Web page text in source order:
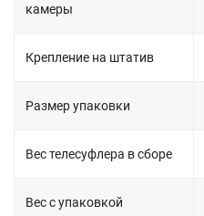
камеры
Крепление на штатив
Размер упаковки
Вес телесуфлера в сборе
Вес с упаковкой